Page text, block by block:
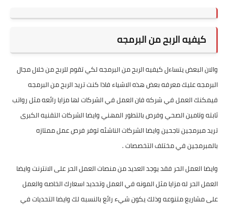
كيفيه الربح من البرمجه
والان البعض يتساءل كيفيه الربح من البرمجه لكي تقوم للربح من خلال مجال
البرمجه عليك معرفه بعض هذه الاشياء فاذا كنت تريد الربح من البرمجه
فيمكنك العمل في شركه فان العمل في الشركات لها مزايا رائعه مثل رواتب
ثابته وتامين الصحي وفرص بالتطور المهني وايضا الشركات التقنيه الكبرى
تريد مبرمجين ناجحين وايضا الشركات الناشئه توفر فرص عمل ممتازه
بالمبرمجين في مختلف التخصصات .
وايضا العمل الحر فقد يوجد العديد من منصات العمل الحر على الانترنت وايضا
العمل الحر له مزايا مثل المونه في العمل وتحديد اسعارك الخاصه والعمل
على مشاريع متنوعه وذلك يكون شيء رائع بالنسبه لك وايضا التحديات في